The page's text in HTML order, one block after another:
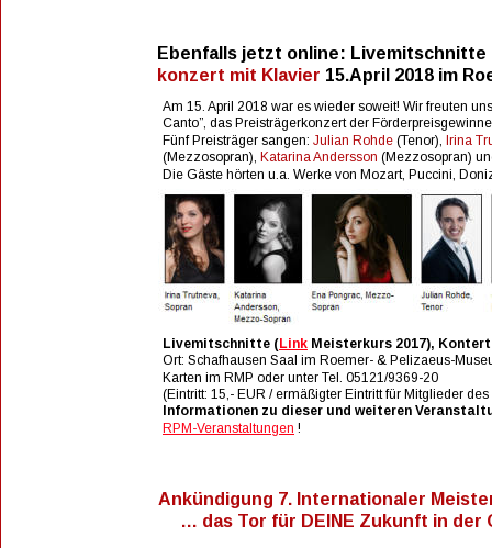
Ebenfalls jetzt online:
konzert mit Klavier 15.April 2018 im
Am 15. April 2018 war es wieder soweit! Wir freuten
Canto”, das Preisträgerkonzert der
Fünf Preisträger sangen: Julian Rohde (Tenor), Irina
(Mezzosopran), Katarina Andersson (Mezzosopran)
Die Gäste hörten u.a. Werke von Mozart, Puccini,
Livemitschnitte (Link Meisterkurs 2017),
Ort: Schafhausen Saal im Roemer- & Pelizaeus-
Karten im RMP oder unter Tel. 05121/9369-20
(Eintritt: 15,- EUR / ermäßigter Eintritt für Mitglieder
Informationen zu dieser und weiteren
RPM-Veranstaltungen !
Ankündigung 7. Internationaler
… das Tor für DEINE Zukunft in